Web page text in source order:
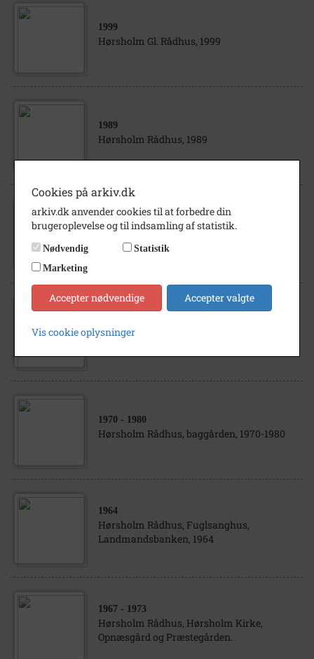
1999
Hørsholm Gl. Rådhus, 1999
1989
Hørsholm Rådhus, 1989
1986
Fuglsanghus, Hørsholm Rådhus, 1963-64
1970 - 1980
Hørsholm Rådhus, baggården, 1970-1980
1964
Hørsholm Rådhus, Fuglsanghus,
Landmandsbanken, 1964
1967 - 1973
Hørsholm Rådhus, Hørsholm Kirke,
Opnæsgård og Præstegården.
Cookies på arkiv.dk
arkiv.dk anvender cookies til at forbedre din
brugeroplevelse og til indsamling af statistik.
Nødvendig
Statistik
Marketing
Accepter nødvendige Accepter valgte
Vis cookie oplysninger